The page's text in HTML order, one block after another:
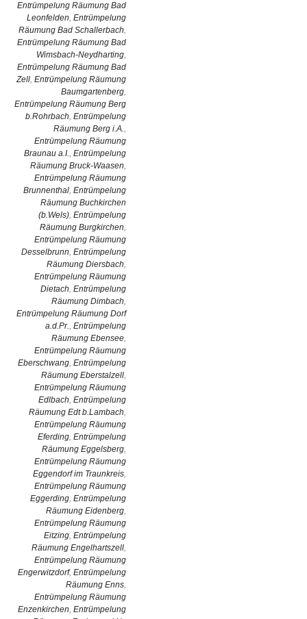
Entrümpelung Räumung Bad
Leonfelden, Entrümpelung
Räumung Bad Schallerbach,
Entrümpelung Räumung Bad
Wimsbach-Neydharting,
Entrümpelung Räumung Bad
Zell, Entrümpelung Räumung
Baumgartenberg,
Entrümpelung Räumung Berg
b.Rohrbach, Entrümpelung
Räumung Berg i.A.,
Entrümpelung Räumung
Braunau a.I., Entrümpelung
Räumung Bruck-Waasen,
Entrümpelung Räumung
Brunnenthal, Entrümpelung
Räumung Buchkirchen
(b.Wels), Entrümpelung
Räumung Burgkirchen,
Entrümpelung Räumung
Desselbrunn, Entrümpelung
Räumung Diersbach,
Entrümpelung Räumung
Dietach, Entrümpelung
Räumung Dimbach,
Entrümpelung Räumung Dorf
a.d.Pr., Entrümpelung
Räumung Ebensee,
Entrümpelung Räumung
Eberschwang, Entrümpelung
Räumung Eberstalzell,
Entrümpelung Räumung
Edlbach, Entrümpelung
Räumung Edt b.Lambach,
Entrümpelung Räumung
Eferding, Entrümpelung
Räumung Eggelsberg,
Entrümpelung Räumung
Eggendorf im Traunkreis,
Entrümpelung Räumung
Eggerding, Entrümpelung
Räumung Eidenberg,
Entrümpelung Räumung
Eitzing, Entrümpelung
Räumung Engelhartszell,
Entrümpelung Räumung
Engerwitzdorf, Entrümpelung
Räumung Enns,
Entrümpelung Räumung
Enzenkirchen, Entrümpelung